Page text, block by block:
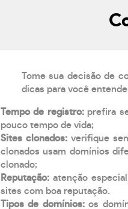
Tome sua decisão de
dicas para você
Tempo de registro: prefira
pouco tempo de vida;
Sites clonados: verifique
clonados usam domínios
clonado;
Reputação: atenção
sites com boa reputação.
Tipos de domínios:os